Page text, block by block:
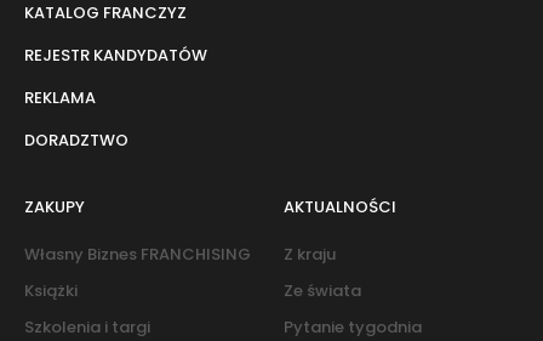
KATALOG FRANCZYZ
REJESTR KANDYDATÓW
REKLAMA
DORADZTWO
ZAKUPY
Własny Biznes FRANCHISING
Książki
Szkolenia i targi
AKTUALNOŚCI
Z kraju
Ze świata
Pytanie tygodnia